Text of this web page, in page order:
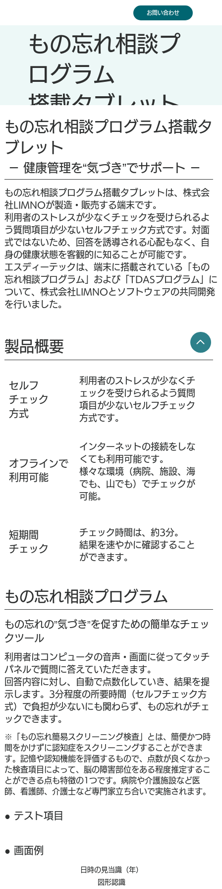
お問い合わせ
もの忘れ相談プ
ログラム
搭載タブレット
もの忘れ相談プログラム搭載タ
ブレット
－ 健康管理を“気づき”でサポート －
もの忘れ相談プログラム搭載タブレットは、株式会
社LIMNOが製造・販売する端末です。
利用者のストレスが少なくチェックを受けられるよ
う質問項目が少ないセルフチェック方式です。対面
式ではないため、回答を誘導される心配もなく、自
身の健康状態を客観的に知ることが可能です。
エスディーテックは、端末に搭載されている「もの
忘れ相談プログラム」および「TDASプログラム」に
ついて、株式会社LIMNOとソフトウェアの共同開発
を行いました。
製品概要
セルフ
チェック
方式
利用者のストレスが少なくチ
ェックを受けられるよう質問
項目が少ないセルフチェック
方式です。
オフラインで
利用可能
インターネットの接続をしな
くても利用可能です。
様々な環境（病院、施設、海
でも、山でも）でチェックが
可能。
短期間
チェック
チェック時間は、約3分。
結果を速やかに確認すること
ができます。
もの忘れ相談プログラム
もの忘れの”気づき”を促すための簡単なチェッ
クツール
利用者はコンピュータの音声・画面に従ってタッチ
パネルで質問に答えていただきます。
回答内容に対し、自動で点数化していき、結果を提
示します。3分程度の所要時間（セルフチェック方
式）で負担が少ないにも関わらず、もの忘れがチェ
ックできます。
※「もの忘れ簡易スクリーニング検査」とは、簡便かつ時
間をかけずに認知症をスクリーニングすることができま
す。記憶や認知機能を評価するもので、点数が良くなかっ
た検査項目によって、脳の障害部位をある程度推定するこ
とができる点も特徴の1つです。病院や介護施設など医
師、看護師、介護士など専門家立ち合いで実施されます。
​● テスト項目
​● 画面例
日時の見当識（年）
図形認識